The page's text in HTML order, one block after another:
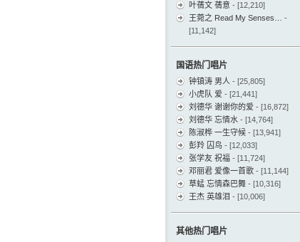
叶蒨文 蒨意 - [12,210]
王菀之 Read My Senses…
-
[11,142]
国语热门唱片
钟镇涛 男人 - [25,805]
小虎队 爱 - [21,441]
刘德华 谢谢你的爱 - [16,872]
刘德华 忘情水 - [14,764]
陈淑桦 一生守候 - [13,941]
彭羚 囚鸟 - [12,033]
张学友 祝福 - [11,724]
邓丽君 爱像一首歌 - [11,144]
草蜢 忘情森巴舞 - [10,316]
王杰 英雄泪 - [10,006]
其他热门唱片